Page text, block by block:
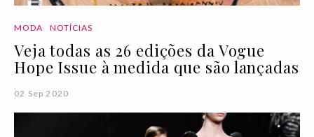
MODA NOTÍCIAS
Veja todas as 26 edições da Vogue
Hope Issue à medida que são lançadas
02 Sep 2020